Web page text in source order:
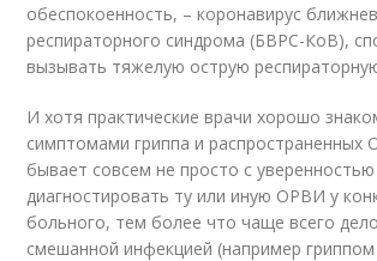
обеспокоенность, – коронавирус
респираторного синдрома (БВРС-КоВ),
вызывать тяжелую острую
И хотя практические врачи хорошо
симптомами гриппа и распространенных
бывает совсем не просто с уверенностью
диагностировать ту или иную ОРВИ у
больного, тем более что чаще всего
смешанной инфекцией (например